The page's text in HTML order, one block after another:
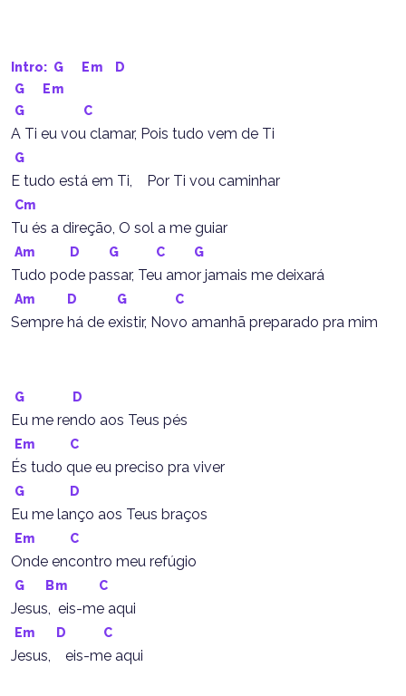
Intro: G Em
D
G
Em
G
C
A Ti eu vou clamar, Pois tudo vem de Ti
G
E tudo está em Ti,    Por Ti vou caminhar
Cm
Tu és a direção, O sol a me guiar
Am D G C G
Tudo pode passar, Teu amor jamais me deixará
Am D G C
Sempre há de existir, Novo amanhã preparado pra mim
G D
Eu me rendo aos Teus pés
Em C
És tudo que eu preciso pra viver
G D
Eu me lanço aos Teus braços
Em C
Onde encontro meu refúgio
G Bm C
Jesus,  eis-me aqui
Em D C
Jesus,    eis-me aqui